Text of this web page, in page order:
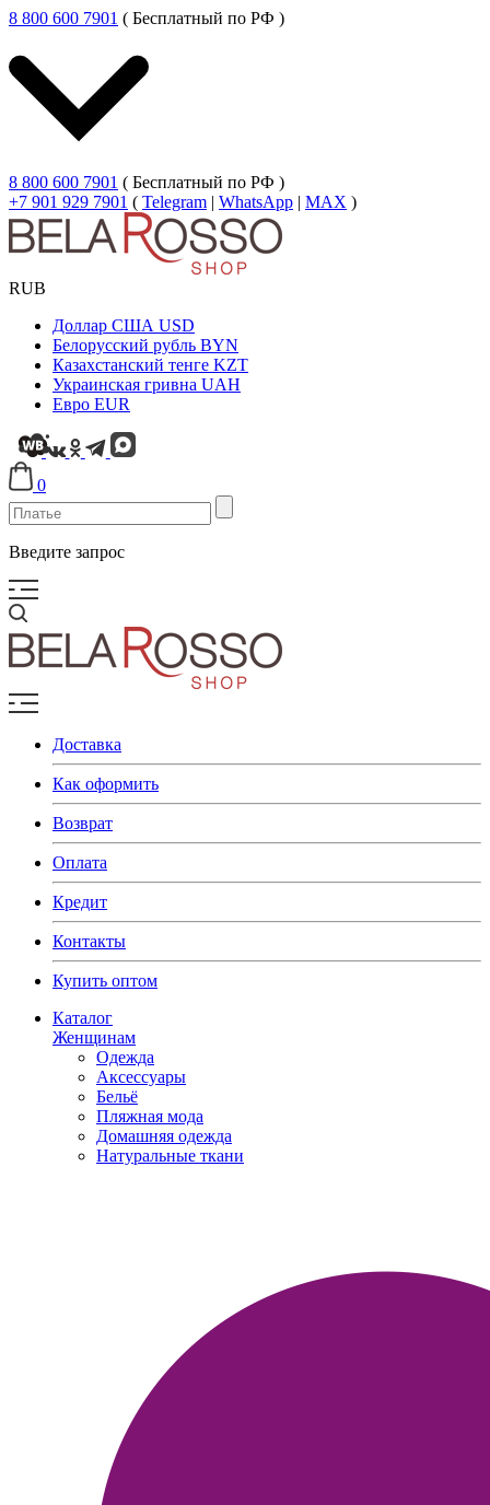
8 800 600 7901 ( Бесплатный по РФ )
8 800 600 7901 ( Бесплатный по РФ )
+7 901 929 7901 ( Telegram | WhatsApp | MAX )
RUB
Доллар США USD
Белорусский рубль BYN
Казахстанский тенге KZT
Украинская гривна UAH
Евро EUR
0
Введите запрос
Доставка
Как оформить
Возврат
Оплата
Кредит
Контакты
Купить оптом
Каталог
Женщинам
Одежда
Аксессуары
Бельё
Пляжная мода
Домашняя одежда
Натуральные ткани